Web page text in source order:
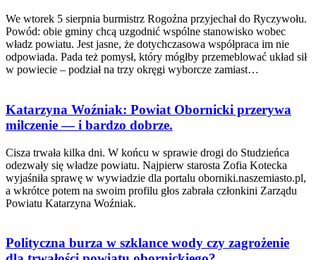
We wtorek 5 sierpnia burmistrz Rogoźna przyjechał do Ryczywołu.
Powód: obie gminy chcą uzgodnić wspólne stanowisko wobec
władz powiatu. Jest jasne, że dotychczasowa współpraca im nie
odpowiada. Pada też pomysł, który mógłby przemeblować układ sił
w powiecie – podział na trzy okręgi wyborcze zamiast…
Katarzyna Woźniak: Powiat Obornicki przerywa
milczenie — i bardzo dobrze.
Cisza trwała kilka dni. W końcu w sprawie drogi do Studzieńca
odezwały się władze powiatu. Najpierw starosta Zofia Kotecka
wyjaśniła sprawę w wywiadzie dla portalu oborniki.naszemiasto.pl,
a wkrótce potem na swoim profilu głos zabrała członkini Zarządu
Powiatu Katarzyna Woźniak.
Polityczna burza w szklance wody czy zagrożenie